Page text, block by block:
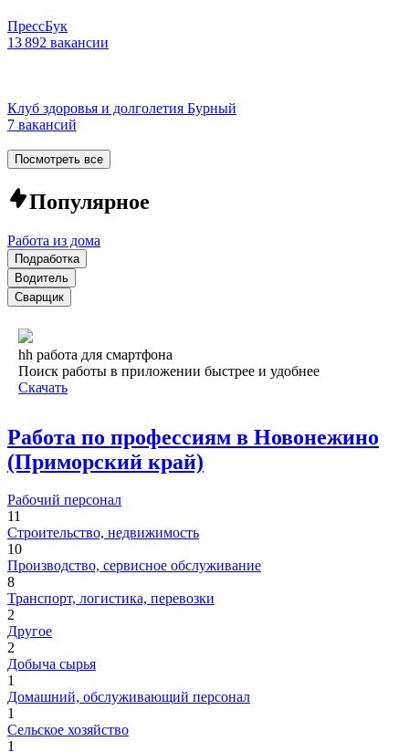
ПрессБук
13 892 вакансии
Клуб здоровья и долголетия Бурный
7 вакансий
Посмотреть все
Популярное
Работа из дома
Подработка
Водитель
Сварщик
hh работа для смартфона
Поиск работы в приложении быстрее и удобнее
Скачать
Работа по профессиям в Новонежино
(Приморский край)
Рабочий персонал
11
Строительство, недвижимость
10
Производство, сервисное обслуживание
8
Транспорт, логистика, перевозки
2
Другое
2
Добыча сырья
1
Домашний, обслуживающий персонал
1
Сельское хозяйство
1